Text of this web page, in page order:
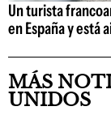
Un turista
en España y está
MÁS
UNIDOS